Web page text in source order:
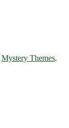
Mystery Themes.